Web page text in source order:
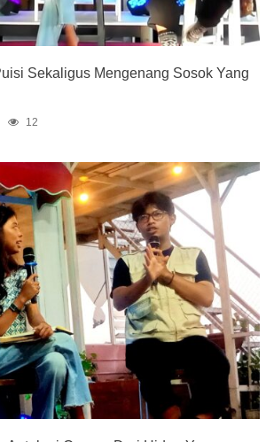
Sekaligus Mengenang Sosok Yang
12